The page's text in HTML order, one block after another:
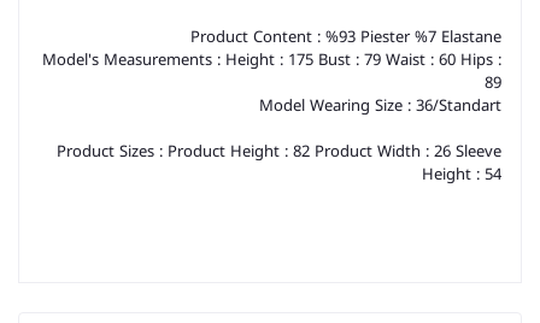
Product Content : %93 Piester %7 Elastane
Model's Measurements : Height : 175 Bust : 79 Waist : 60 Hips :
89
Model Wearing Size : 36/Standart
Product Sizes : Product Height : 82 Product Width : 26 Sleeve
Height : 54